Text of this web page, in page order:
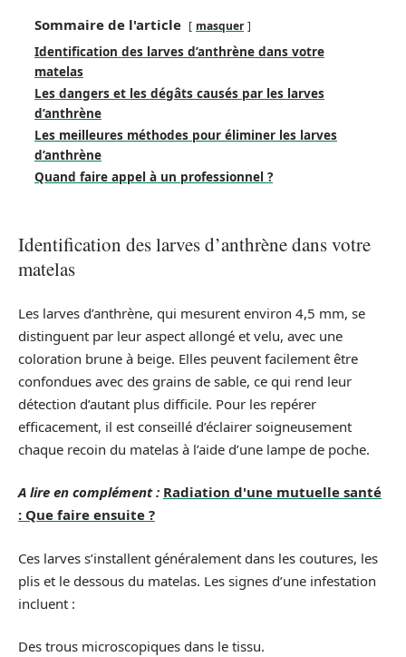
Sommaire de l'article masquer
Identification des larves d’anthrène dans votre
matelas
Les dangers et les dégâts causés par les larves
d’anthrène
Les meilleures méthodes pour éliminer les larves
d’anthrène
Quand faire appel à un professionnel ?
Identification des larves d’anthrène dans votre
matelas
Les larves d’anthrène, qui mesurent environ 4,5 mm, se
distinguent par leur aspect allongé et velu, avec une
coloration brune à beige. Elles peuvent facilement être
confondues avec des grains de sable, ce qui rend leur
détection d’autant plus difficile. Pour les repérer
efficacement, il est conseillé d’éclairer soigneusement
chaque recoin du matelas à l’aide d’une lampe de poche.
A lire en complément : Radiation d'une mutuelle santé
: Que faire ensuite ?
Ces larves s’installent généralement dans les coutures, les
plis et le dessous du matelas. Les signes d’une infestation
incluent :
Des trous microscopiques dans le tissu.